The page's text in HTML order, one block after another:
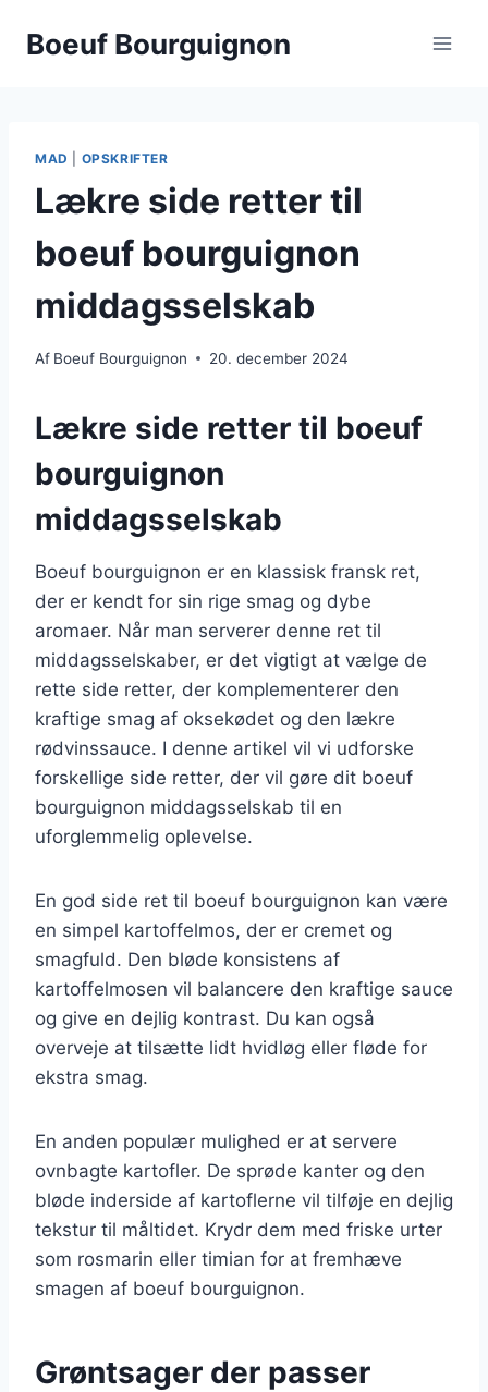
Boeuf Bourguignon
MAD OPSKRIFTER
Lækre side retter til
boeuf bourguignon
middagsselskab
Af Boeuf Bourguignon 20. december 2024
Lækre side retter til boeuf
bourguignon
middagsselskab
Boeuf bourguignon er en klassisk fransk ret,
der er kendt for sin rige smag og dybe
aromaer. Når man serverer denne ret til
middagsselskaber, er det vigtigt at vælge de
rette side retter, der komplementerer den
kraftige smag af oksekødet og den lækre
rødvinssauce. I denne artikel vil vi udforske
forskellige side retter, der vil gøre dit boeuf
bourguignon middagsselskab til en
uforglemmelig oplevelse.
En god side ret til boeuf bourguignon kan være
en simpel kartoffelmos, der er cremet og
smagfuld. Den bløde konsistens af
kartoffelmosen vil balancere den kraftige sauce
og give en dejlig kontrast. Du kan også
overveje at tilsætte lidt hvidløg eller fløde for
ekstra smag.
En anden populær mulighed er at servere
ovnbagte kartofler. De sprøde kanter og den
bløde inderside af kartoflerne vil tilføje en dejlig
tekstur til måltidet. Krydr dem med friske urter
som rosmarin eller timian for at fremhæve
smagen af boeuf bourguignon.
Grøntsager der passer